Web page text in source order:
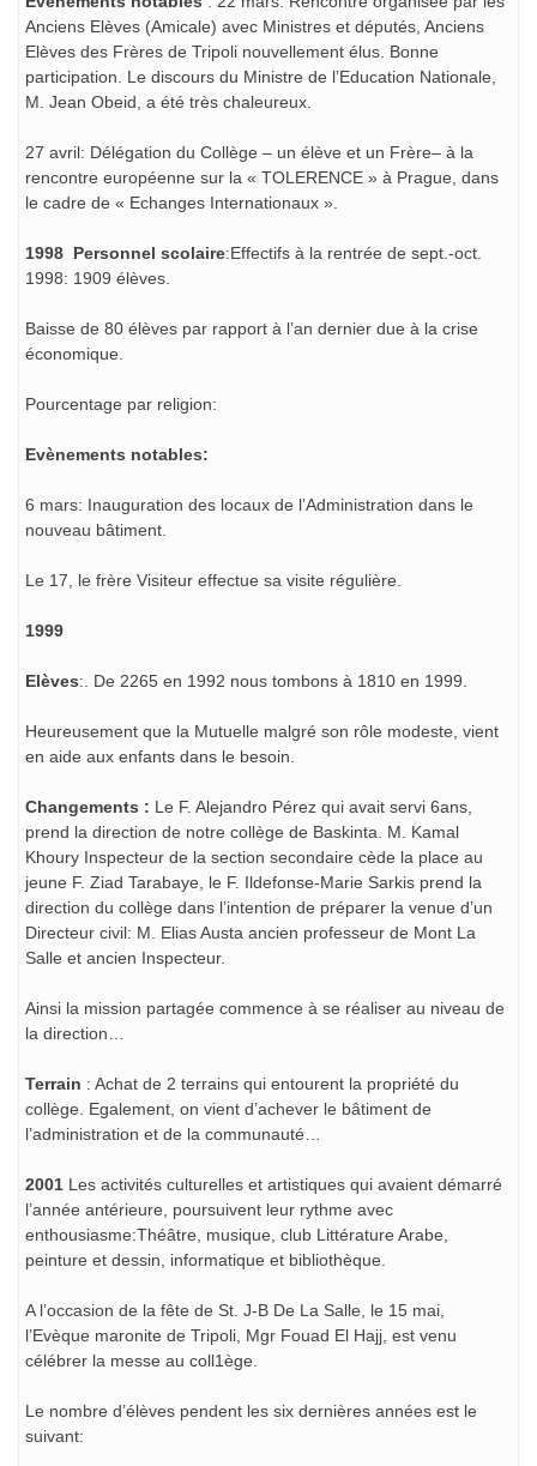
Anciens Elèves (Amicale) avec Ministres et députés, Anciens
Elèves des Frères de Tripoli nouvellement élus. Bonne
participation. Le discours du Ministre de l’Education Nationale,
M. Jean Obeid, a été très chaleureux.
27 avril: Délégation du Collège – un élève et un Frère– à la
rencontre européenne sur la « TOLERENCE » à Prague, dans
le cadre de « Echanges Internationaux ».
1998 Personnel scolaire:Effectifs à la rentrée de sept.-oct.
1998: 1909 élèves.
Baisse de 80 élèves par rapport à l’an dernier due à la crise
économique.
Pourcentage par religion:
Evènements notables:
6 mars: Inauguration des locaux de l’Administration dans le
nouveau bâtiment.
Le 17, le frère Visiteur effectue sa visite régulière.
1999
Elèves:. De 2265 en 1992 nous tombons à 1810 en 1999.
Heureusement que la Mutuelle malgré son rôle modeste, vient
en aide aux enfants dans le besoin.
Changements : Le F. Alejandro Pérez qui avait servi 6ans,
prend la direction de notre collège de Baskinta. M. Kamal
Khoury Inspecteur de la section secondaire cède la place au
jeune F. Ziad Tarabaye, le F. Ildefonse-Marie Sarkis prend la
direction du collège dans l’intention de préparer la venue d’un
Directeur civil: M. Elias Austa ancien professeur de Mont La
Salle et ancien Inspecteur.
Ainsi la mission partagée commence à se réaliser au niveau de
la direction…
Terrain : Achat de 2 terrains qui entourent la propriété du
collège. Egalement, on vient d’achever le bâtiment de
l’administration et de la communauté…
2001 Les activités culturelles et artistiques qui avaient démarré
l’année antérieure, poursuivent leur rythme avec
enthousiasme:Théâtre, musique, club Littérature Arabe,
peinture et dessin, informatique et bibliothèque.
A l’occasion de la fête de St. J-B De La Salle, le 15 mai,
l’Evèque maronite de Tripoli, Mgr Fouad El Hajj, est venu
célébrer la messe au coll1ège.
Le nombre d’élèves pendent les six dernières années est le
suivant: